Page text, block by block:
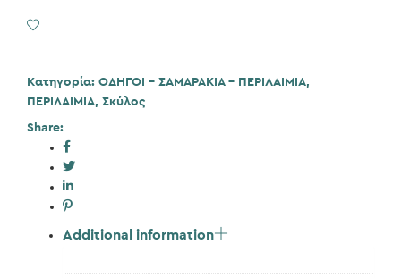
Κατηγορία: ΟΔΗΓΟΙ - ΣΑΜΑΡΑΚΙΑ - ΠΕΡΙΛΑΙΜΙΑ,
ΠΕΡΙΛΑΙΜΙΑ, Σκύλος
Share:
Additional information